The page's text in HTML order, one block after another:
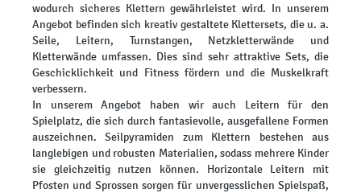
wodurch sicheres Klettern gewährleistet wird. In unserem
Angebot befinden sich kreativ gestaltete Klettersets, die u. a.
Seile, Leitern, Turnstangen, Netzkletterwände und
Kletterwände umfassen. Dies sind sehr attraktive Sets, die
Geschicklichkeit und Fitness fördern und die Muskelkraft
verbessern.
In unserem Angebot haben wir auch Leitern für den
Spielplatz, die sich durch fantasievolle, ausgefallene Formen
auszeichnen. Seilpyramiden zum Klettern bestehen aus
langlebigen und robusten Materialien, sodass mehrere Kinder
sie gleichzeitig nutzen können. Horizontale Leitern mit
Pfosten und Sprossen sorgen für unvergesslichen Spielspaß,